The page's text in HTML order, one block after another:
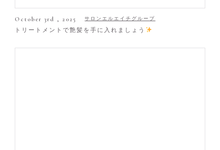
October 3rd , 2025 サロンエルエイチグループ
トリートメントで艶髪を手に入れましょう